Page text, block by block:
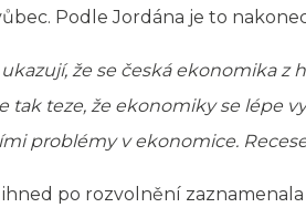
Podle Jordána je to
ukazují, že se česká ekonomika
tak teze, že ekonomiky se lépe
problémy v ekonomice.
po rozvolnění